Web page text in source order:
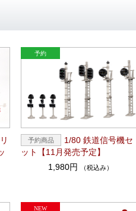
1/80 鉄道信号機セ
ット【11月発売予定】
1,980円
（税込み）